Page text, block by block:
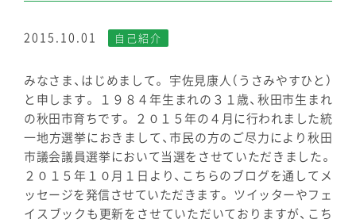
2015.10.01 自己紹介
みなさま、はじめまして。 宇佐見康人（うさみやすひと）
と申します。 １９８４年生まれの３１歳、秋田市生まれ
の秋田市育ちです。 ２０１５年の４月に行われました統
一地方選挙におきまして、市民の方のご尽力により秋田
市議会議員選挙において当選をさせていただきました。
２０１５年１０月１日より、こちらのブログを通してメ
ッセージを発信させていただきます。 ツイッターやフェ
イスブックも更新をさせていただいておりますが、こち